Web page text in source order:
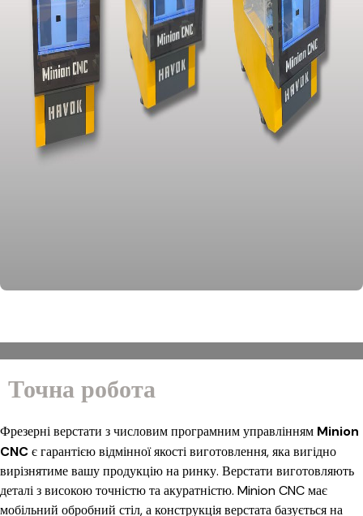
Точна робота
Фрезерні верстати з числовим програмним управлінням Minion
CNCє гарантією відмінної якості виготовлення, яка вигідно
вирізнятиме вашу продукцію на ринку. Верстати виготовляють
деталі з високою точністю та акуратністю. Minion CNC має
мобільний обробний стіл, а конструкція верстата базується на